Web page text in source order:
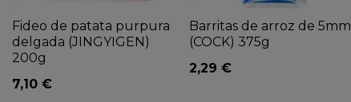
Fideo de patata purpura
delgada (JINGYIGEN)
200g
7,10 €
Barritas de arroz de 5mm
(COCK) 375g
2,29 €